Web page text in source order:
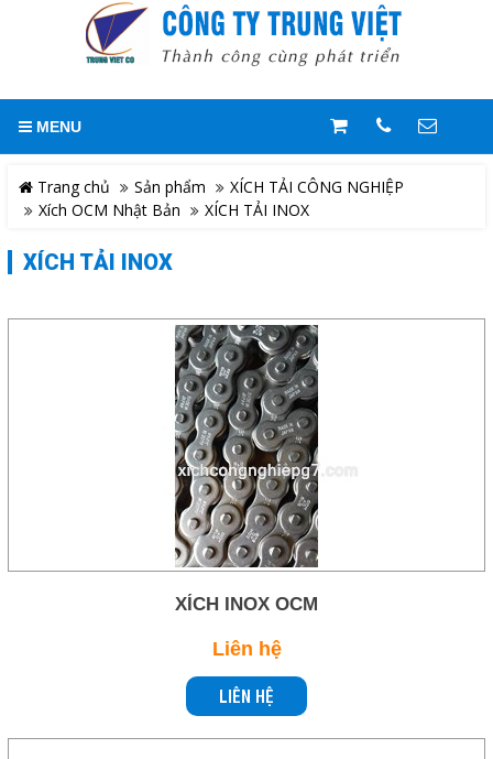
MENU
Trang chủ Sản phẩm
XÍCH TẢI CÔNG NGHIỆP
Xích OCM Nhật Bản
XÍCH TẢI INOX
XÍCH TẢI INOX
XÍCH INOX OCM
Liên hệ
LIÊN HỆ
THEO DÕI
Twitter
LIÊN HỆ
Địa chỉ
Số 109/6/11, Quốc Lộ 1A, Khu
Phố 5, Phường An Phú Đông,
Quận 12, TP. HCM, Việt Nam
Điện thoại
Mr. Trung/ Zalo : 0909.244.818
Email
Ngoctrung.cotrungviet@gmail.com
COPYRIGHT 2019. ALL RIGHTS RESERVED